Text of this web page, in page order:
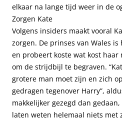
elkaar na lange tijd weer in de
Zorgen Kate
Volgens insiders maakt vooral
zorgen. De prinses van Wales
en probeert koste wat kost
om de strijdbijl te begraven.
grotere man moet zijn en zich
gedragen tegenover Harry”,
makkelijker gezegd dan
laten weten helemaal niets met